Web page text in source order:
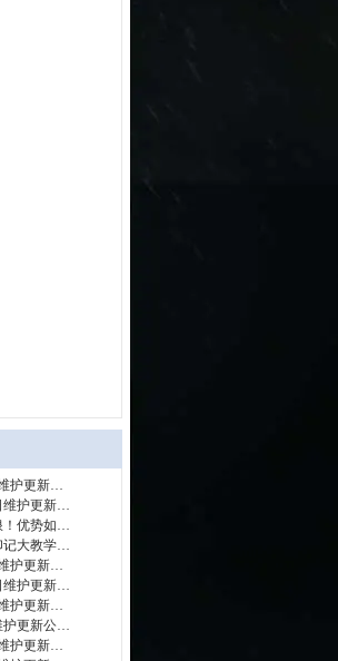
护更新…
维护更新…
！优势如…
记大教学…
护更新…
维护更新…
护更新…
护更新公…
护更新…